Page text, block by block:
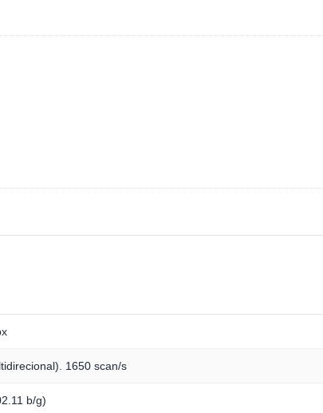
1650 scan/s
b/g)